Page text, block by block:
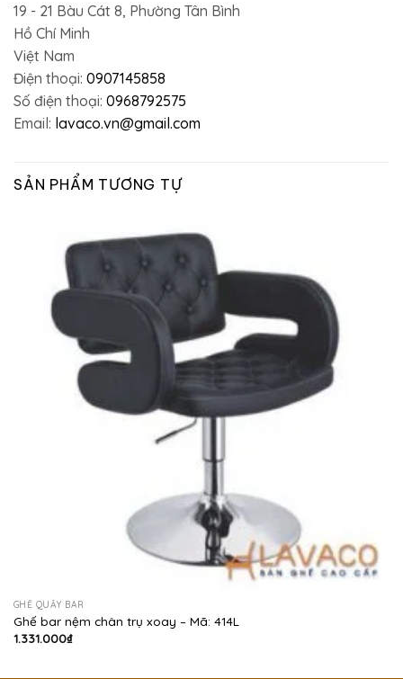
19 - 21 Bàu Cát 8, Phường Tân Bình
Hồ Chí Minh
Việt Nam
Điện thoại: 0907145858
Số điện thoại: 0968792575
Email: lavaco.vn@gmail.com
SẢN PHẨM TƯƠNG TỰ
GHẾ QUẦY BAR
Ghế bar nệm chân trụ xoay – Mã: 414L
1.331.000₫